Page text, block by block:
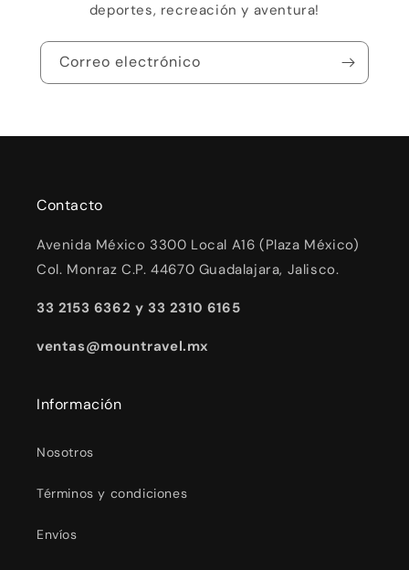
deportes, recreación y aventura!
Correo electrónico
Contacto
Avenida México 3300 Local A16 (Plaza México)
Col. Monraz C.P. 44670 Guadalajara, Jalisco.
33 2153 6362 y 33 2310 6165
ventas@mountravel.mx
Información
Nosotros
Términos y condiciones
Envíos